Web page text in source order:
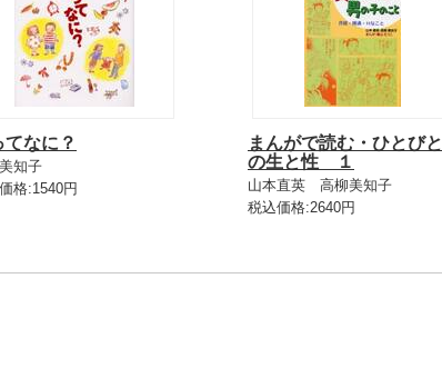
てなに？
知子
格:1540円
まんがで読む・ひとびと
の生と性 １
山本直英 高柳美知子
税込価格:2640円